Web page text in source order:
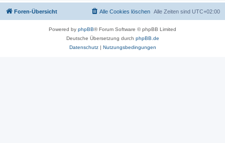
Foren-Übersicht Alle Zeiten sind UTC+02:00
Alle Cookies löschen
Powered by phpBB® Forum Software © phpBB Limited
Deutsche Übersetzung durch phpBB.de
Datenschutz| Nutzungsbedingungen